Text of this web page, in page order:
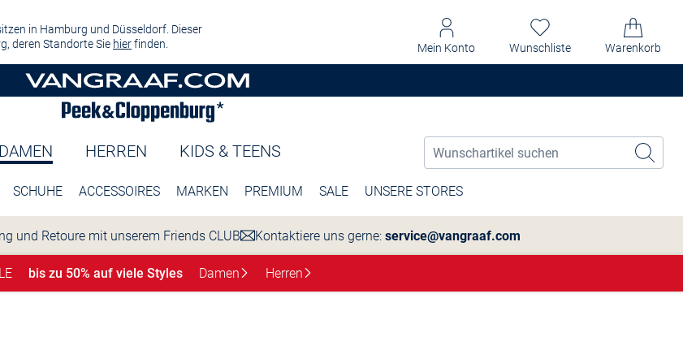
in Hamburg und Düsseldorf. Dieser
deren Standorte Sie hierfinden. Mein Konto Wunschliste Warenkorb
DAMEN HERREN KIDS & TEENS
SCHUHE ACCESSOIRES MARKEN PREMIUM SALE UNSERE STORES
und Retoure mit unserem Friends CLUB Kontaktiere uns gerne: service@vangraaf.com
bis zu 50% auf viele Styles Damen Herren